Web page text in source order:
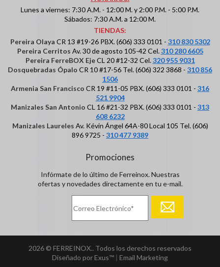
Lunes a viernes: 7:30 A.M. - 12:00 M. y 2:00 P.M. - 5:00 P.M.
Sábados: 7:30 A.M. a 12:00 M.
TIENDAS:
Pereira Olaya CR 13 #19-26 PBX. (606) 333 0101 - 310 830 5302
Pereira Cerritos Av. 30 de agosto 105-42 Cel.310 280 6605
Pereira FerreBOX EjeCL 20 #12-32 Cel.320 955 9031
Dosquebradas Ópalo CR 10 #17-56 Tel. (606) 322 3868 - 310 856
1506
Armenia San Francisco CR 19 #11-05 PBX. (606) 333 0101 - 316
521 9904
Manizales San Antonio CL 16 #21-32 PBX. (606) 333 0101 - 313
608 6232
Manizales Laureles Av. Kévin Ángel 64A-80 Local 105 Tel. (606)
896 9725 - 310 477 9389
Promociones
Infórmate de lo último de Ferreinox. Nuestras
ofertas y novedades directamente en tu e-mail.
2026 © FERREINOX.. Todos los derechos reservados
Diseñado por Exus™ | Email Marketing